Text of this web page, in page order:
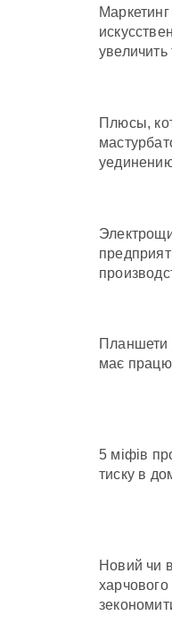
Плюсы,
Планшети
має
5 міфів
тиску в
Новий чи